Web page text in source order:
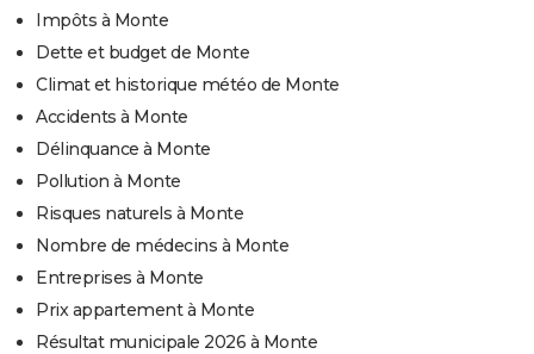
Impôts à Monte
Dette et budget de Monte
Climat et historique météo de Monte
Accidents à Monte
Délinquance à Monte
Pollution à Monte
Risques naturels à Monte
Nombre de médecins à Monte
Entreprises à Monte
Prix appartement à Monte
Résultat municipale 2026 à Monte